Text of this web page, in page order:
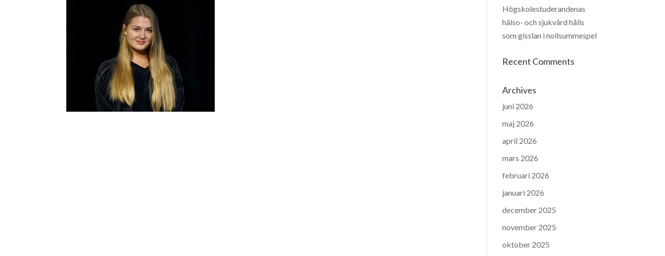
Högskolestuderandenas
hälso- och sjukvård hålls
som gisslan i nollsummespel
Recent Comments
Archives
juni 2026
maj 2026
april 2026
mars 2026
februari 2026
januari 2026
december 2025
november 2025
oktober 2025